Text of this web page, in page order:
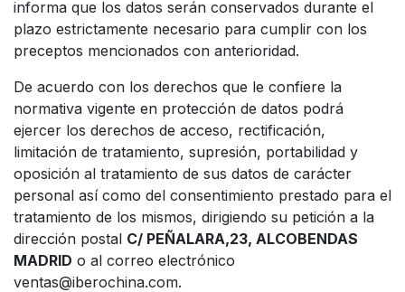
informa que los datos serán conservados durante el
plazo estrictamente necesario para cumplir con los
preceptos mencionados con anterioridad.
De acuerdo con los derechos que le confiere la
normativa vigente en protección de datos podrá
ejercer los derechos de acceso, rectificación,
limitación de tratamiento, supresión, portabilidad y
oposición al tratamiento de sus datos de carácter
personal así como del consentimiento prestado para el
tratamiento de los mismos, dirigiendo su petición a la
dirección postal C/ PEÑALARA,23, ALCOBENDAS
MADRID o al correo electrónico
ventas@iberochina.com.